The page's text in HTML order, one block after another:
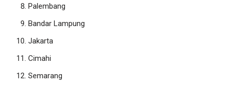
Palembang
Bandar Lampung
Jakarta
Cimahi
Semarang